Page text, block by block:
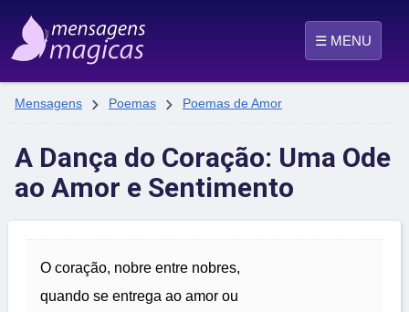
☰ MENU
Mensagens  Poemas  Poemas de Amor
A Dança do Coração: Uma Ode
ao Amor e Sentimento
O coração, nobre entre nobres,
quando se entrega ao amor ou